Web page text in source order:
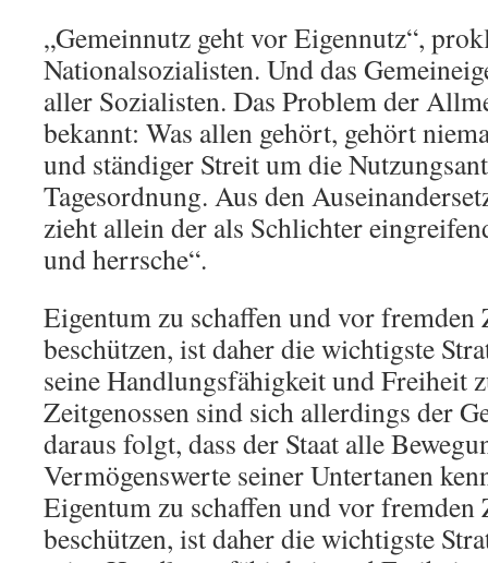
„Gemeinnutz geht vor Eigennutz“,
Nationalsozialisten. Und das
aller Sozialisten. Das Problem der
bekannt: Was allen gehört, gehört
und ständiger Streit um die
Tagesordnung. Aus den
zieht allein der als Schlichter
und herrsche“.
Eigentum zu schaffen und vor
beschützen, ist daher die wichtigste
seine Handlungsfähigkeit und Freiheit
Zeitgenossen sind sich allerdings der
daraus folgt, dass der Staat alle
Vermögenswerte seiner Untertanen
Eigentum zu schaffen und vor
beschützen, ist daher die wichtigste